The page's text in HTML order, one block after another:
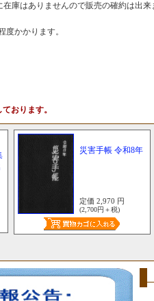
庫はありませんので販売の確約は出
かかります。
おります。
災害手帳 令和8年
定価 2,970 円
(2,700円＋税)